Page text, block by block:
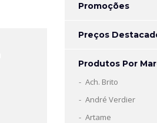
Promoções
Preços
Produtos Por
Ach. Brito
André Verdier
Artame